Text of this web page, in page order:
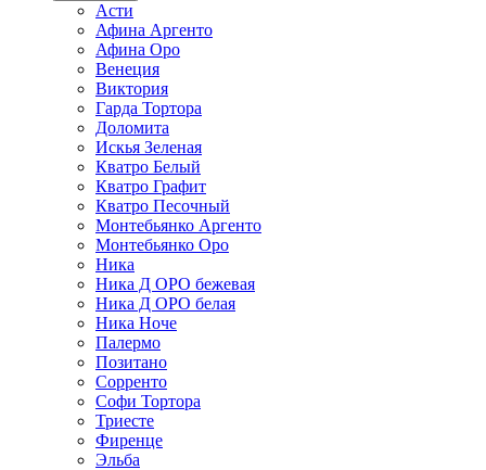
Асти
Афина Аргенто
Афина Оро
Венеция
Виктория
Гарда Тортора
Доломита
Искья Зеленая
Кватро Белый
Кватро Графит
Кватро Песочный
Монтебьянко Аргенто
Монтебьянко Оро
Ника
Ника Д ОРО бежевая
Ника Д ОРО белая
Ника Ноче
Палермо
Позитано
Сорренто
Софи Тортора
Триесте
Фиренце
Эльба